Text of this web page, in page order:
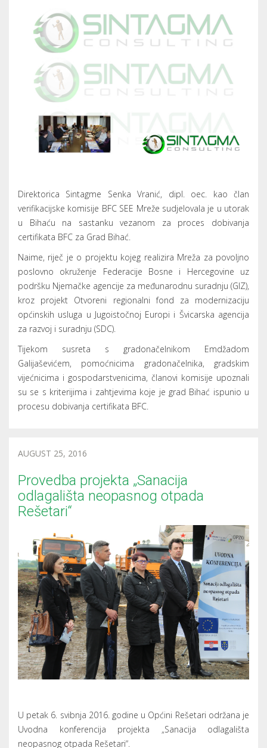
Direktorica Sintagme Senka Vranić, dipl. oec. kao član
verifikacijske komisije BFC SEE Mreže sudjelovala je u utorak
u Bihaću na sastanku vezanom za proces dobivanja
certifikata BFC za Grad Bihać.
Naime, riječ je o projektu kojeg realizira Mreža za povoljno
poslovno okruženje Federacije Bosne i Hercegovine uz
podršku Njemačke agencije za međunarodnu suradnju (GIZ),
kroz projekt Otvoreni regionalni fond za modernizaciju
općinskih usluga u Jugoistočnoj Europi i Švicarska agencija
za razvoj i suradnju (SDC).
Tijekom susreta s gradonačelnikom Emdžadom
Galijaševićem, pomoćnicima gradonačelnika, gradskim
vijećnicima i gospodarstvenicima, članovi komisije upoznali
su se s kriterijima i zahtjevima koje je grad Bihać ispunio u
procesu dobivanja certifikata BFC.
AUGUST 25, 2016
Provedba projekta „Sanacija
odlagališta neopasnog otpada
Rešetari“
U petak 6. svibnja 2016. godine u Općini Rešetari održana je
Uvodna konferencija projekta „Sanacija odlagališta
neopasnog otpada Rešetari“.